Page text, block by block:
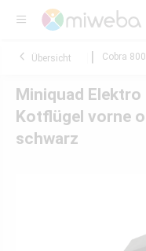
Übersicht Cobra
Miniquad Elektro
Kotflügel vorne
schwarz